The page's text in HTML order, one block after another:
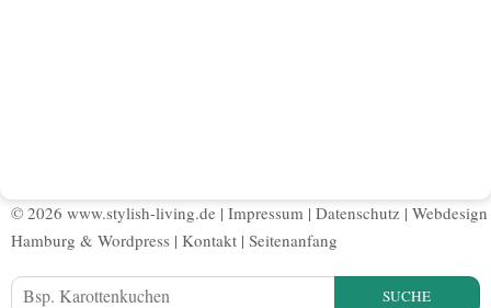
© 2026 www.stylish-living.de | Impressum | Datenschutz | Webdesign
Hamburg & Wordpress | Kontakt | Seitenanfang
SUCHE